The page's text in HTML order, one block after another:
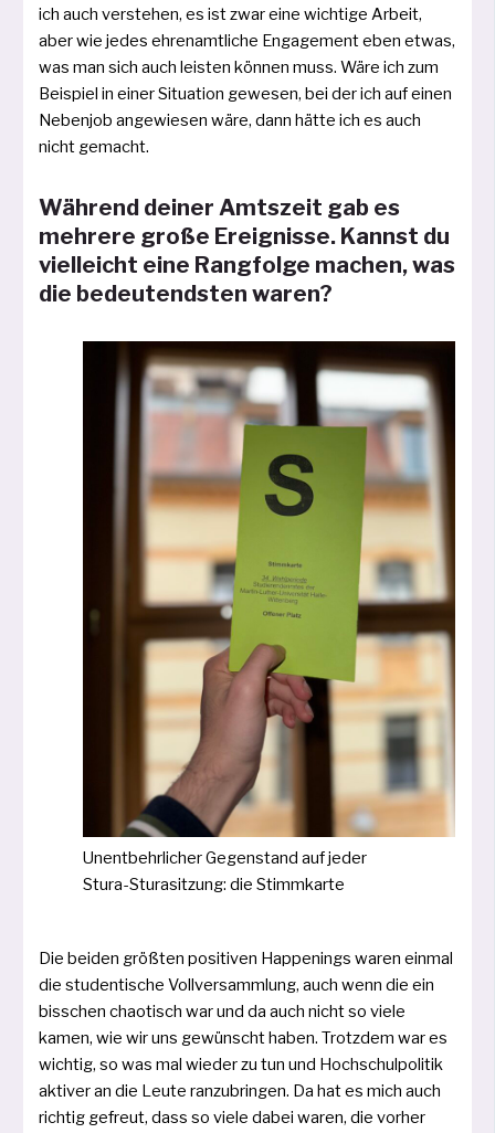
ich auch ver­ste­hen, es ist zwar eine wich­ti­ge Arbeit,
aber wie jedes ehren­amt­li­che Engagement eben etwas,
was man sich auch leis­ten kön­nen muss. Wäre ich zum
Beispiel in einer Situation gewe­sen, bei der ich auf einen
Nebenjob ange­wie­sen wäre, dann hät­te ich es auch
nicht gemacht.
Während deiner Amtszeit gab es
mehrere große Ereignisse. Kannst du
vielleicht eine Rangfolge machen, was
die bedeutendsten waren?
Unentbehrlicher Gegenstand auf jeder
Stura-Sturasitzung: die Stimmkarte
Die bei­den größ­ten posi­ti­ven Happenings waren ein­mal
die stu­den­ti­sche Vollversammlung, auch wenn die ein
biss­chen chao­tisch war und da auch nicht so vie­le
kamen, wie wir uns gewünscht haben. Trotzdem war es
wich­tig, so was mal wie­der zu tun und Hochschulpolitik
akti­ver an die Leute ran­zu­brin­gen. Da hat es mich auch
rich­tig gefreut, dass so vie­le dabei waren, die vor­her